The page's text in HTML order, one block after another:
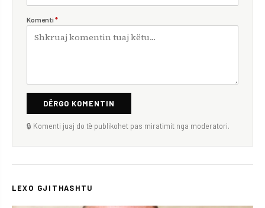
Komenti *
DËRGO KOMENTIN
🔒 Komenti juaj do të publikohet pas miratimit nga moderatori.
LEXO GJITHASHTU